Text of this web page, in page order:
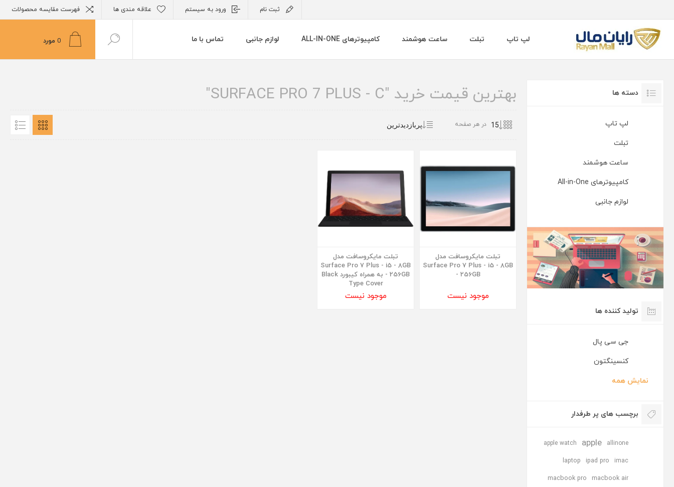
ثبت نام ورود به سیستم علاقه مندی ها فهرست مقایسه محصولات
لپ تاپ تبلت ساعت هوشمند کامپیوترهای ALL-IN-ONE لوازم جانبی تماس با ما 0 مورد
بهترین قیمت خرید "SURFACE PRO 7 PLUS - C"
در هر صفحه
تبلت مایکروسافت مدل
Surface Pro 7 Plus - i5 - 8GB
- 256GB
موجود نیست
تبلت مایکروسافت مدل
Surface Pro 7 Plus - i5 - 8GB
- 256GB به همراه کیبورد Black
Type Cover
موجود نیست
دسته ها
لپ تاپ
تبلت
ساعت هوشمند
کامپیوترهای All-in-One
لوازم جانبی
تولید کننده ها
جی سی پال
کنسینگتون
نمایش همه
برچسب های پر طرفدار
allinone
apple
apple watch
imac
ipad pro
laptop
macbook air
macbook pro